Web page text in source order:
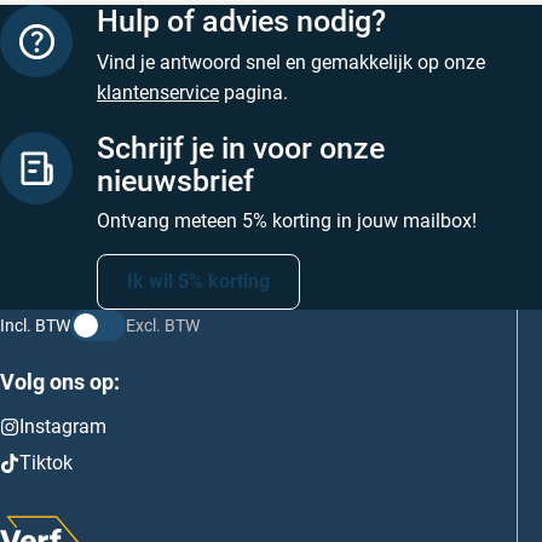
Hulp of advies nodig?
Vind je antwoord snel en gemakkelijk op onze
klantenservice pagina.
Schrijf je in voor onze
nieuwsbrief
Ontvang meteen 5% korting in jouw mailbox!
Ik wil 5% korting
Incl. BTW Excl. BTW
Volg ons op:
Instagram
Tiktok